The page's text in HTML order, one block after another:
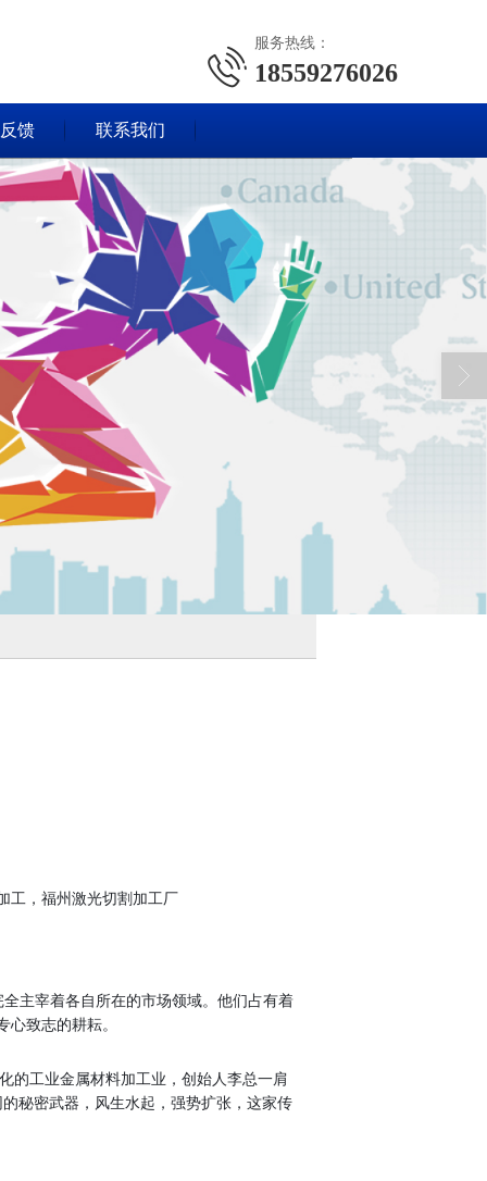
服务热线：
18559276026
馈 联系我们
工，福州激光切割加工厂
主宰着各自所在的市场领域。他们占有着
致志的耕耘。
工业金属材料加工业，创始人李总一肩
秘密武器，风生水起，强势扩张，这家传